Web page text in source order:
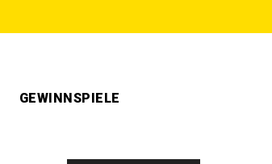
GEWINNSPIELE